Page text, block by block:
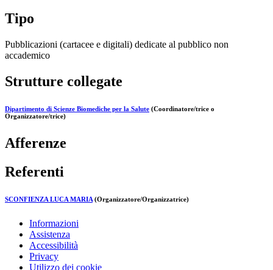
Tipo
Pubblicazioni (cartacee e digitali) dedicate al pubblico non
accademico
Strutture collegate
Dipartimento di Scienze Biomediche per la Salute (Coordinatore/trice o
Organizzatore/trice)
Afferenze
Referenti
SCONFIENZA LUCA MARIA (Organizzatore/Organizzatrice)
Informazioni
Assistenza
Accessibilità
Privacy
Utilizzo dei cookie